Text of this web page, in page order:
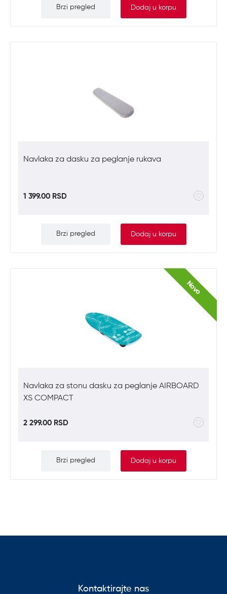
Brzi pregled Dodaj u korpu
Brzi pregled Dodaj u korpu
Navlaka za dasku za peglanje rukava
1 399.00 RSD
Novo
Brzi pregled Dodaj u korpu
Navlaka za stonu dasku za peglanje AIRBOARD
XS COMPACT
2 299.00 RSD
Kontaktirajte nas